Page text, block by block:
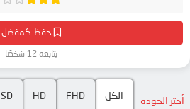
حفظ كمفضل
يتابعه 12 شخصًا
أختر الجودة الكل FHD
HD
SD